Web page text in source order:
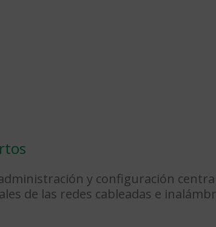
y configuración
de las redes cableadas e